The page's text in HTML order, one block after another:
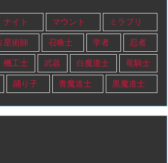
ナイト マウント ミラプリ
星術師 召喚士 学者 忍者
機工士 武器 白魔道士 竜騎士
踊り子 青魔道士 黒魔道士